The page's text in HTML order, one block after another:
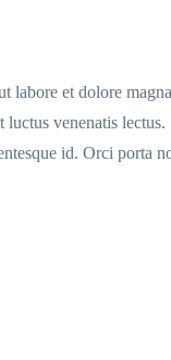
et dolore
venenatis
id. Orci porta